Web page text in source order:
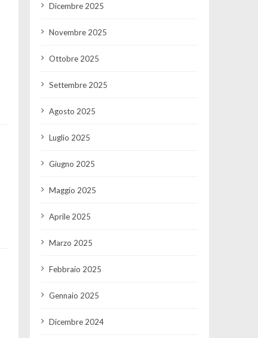
Dicembre 2025
Novembre 2025
Ottobre 2025
Settembre 2025
Agosto 2025
Luglio 2025
Giugno 2025
Maggio 2025
Aprile 2025
Marzo 2025
Febbraio 2025
Gennaio 2025
Dicembre 2024